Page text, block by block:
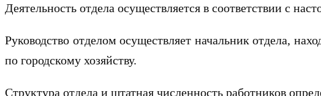
Деятельность отдела осуществляется в соответствии с
Руководство отделом осуществляет начальник отдела,
по городскому хозяйству.
Структура отдела и штатная численность работников